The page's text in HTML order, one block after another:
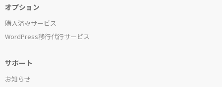
オプション
購入済みサービス
WordPress移行代行サービス
サポート
お知らせ